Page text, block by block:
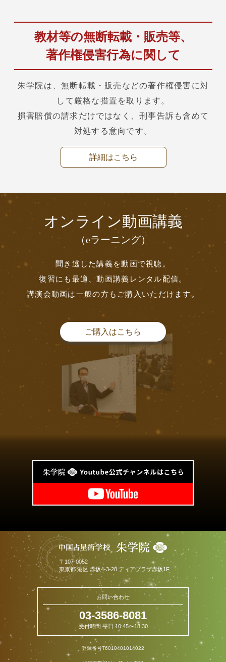
教材等の無断転載・販売等、
著作権侵害行為に関して
朱学院は、無断転載・販売などの著作権侵害に対
して厳格な措置を取ります。
損害賠償の請求だけではなく、刑事告訴も含めて
対処する意向です。
詳細はこちら
オンライン動画講義
（eラーニング）
聞き逃した講義を動画で視聴。
復習にも最適、動画講義レンタル配信。
講演会動画は一般の方もご購入いただけます。
ご購入はこちら
〒 107-0052
東京都 港区 赤坂4-3-28 ディアプラザ赤坂1F
お問い合わせ
03-3586-8081
受付時間 平日 10:45〜18:30
登録番号T6010401014022